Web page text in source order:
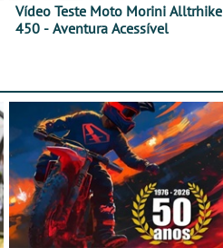
Vídeo Teste Moto Morini Alltrhike
450 - Aventura Acessível